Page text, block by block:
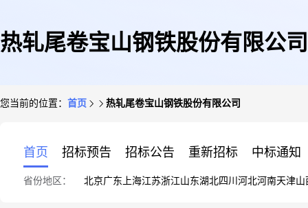
热轧尾卷宝山钢铁股份有限公司
您当前的位置： 首页 热轧尾卷宝山钢铁股份有限公司
首页 招标预告 招标公告 重新招标 中标通知
省份地区： 北京广东 上海江苏浙江山东湖北四川 河北河南天津山